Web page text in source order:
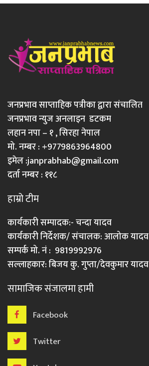
जनप्रभाव साप्ताहिक पत्रीका द्वारा संचालित
जनप्रभाव न्युज अनलाइन डटकम
लहान नपा – १ , सिरहा नेपाल
मो. नम्बर : +9779863964800
इमेल :janprabhab@gmail.com
दर्ता नम्बर : ११८
हाम्रो टीम
कार्यकारी सम्पादक:- चन्दा यादव
कार्यकारी निर्देशक/ संचालक: आलोक यादव
सम्पर्क मो. नं : 9819992976
सल्लाहकार: बिजय कु. गुप्ता/देवकुमार यादव
सामाजिक संजालमा हामी
Facebook
Twitter